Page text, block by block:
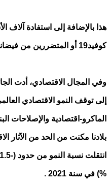
هذا بالإضافة إلى استفادة آلاف
كوفيد19 أو المتضررين من فيضانات أو مخلفات للحجر الصحي.
إلى توقف النمو الاقتصادي
الماكرو-اقتصادية والإصلاحات
بلادنا مكنت من الحد من الآثار
%) في سنة 2021 .